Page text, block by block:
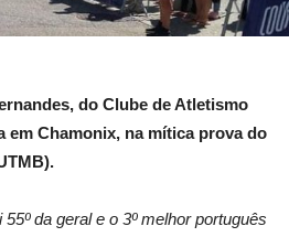
do Clube de Atletismo
em Chamonix, na mítica prova do
da geral e o 3º melhor português